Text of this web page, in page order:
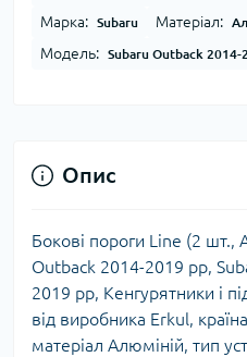
Марка: Subaru Матеріал:
Модель: Subaru Outback 2014-
Опис
Бокові пороги Line (2 шт.,
Outback 2014-2019 рр,
2019 рр, Кенгурятники і
від виробника Erkul,
матеріал Алюміній, тип